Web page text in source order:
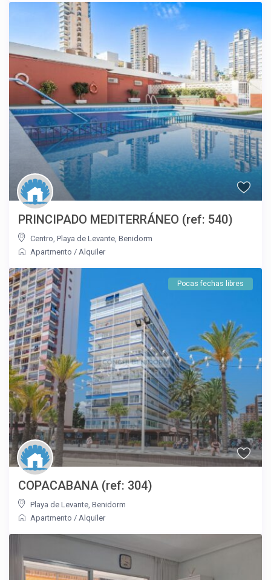
PRINCIPADO MEDITERRÁNEO (ref: 540)
Centro,Playa de Levante,Benidorm
Apartmento /Alquiler
Pocas fechas libres
COPACABANA (ref: 304)
Playa de Levante,Benidorm
Apartmento /Alquiler